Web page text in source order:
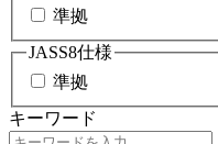
準拠
JASS8仕様
準拠
キーワード